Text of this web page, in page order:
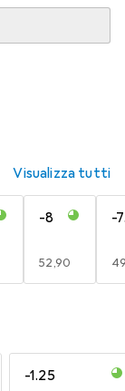
Visualizza tutti
-8
EUR
52,90
-
-1.25